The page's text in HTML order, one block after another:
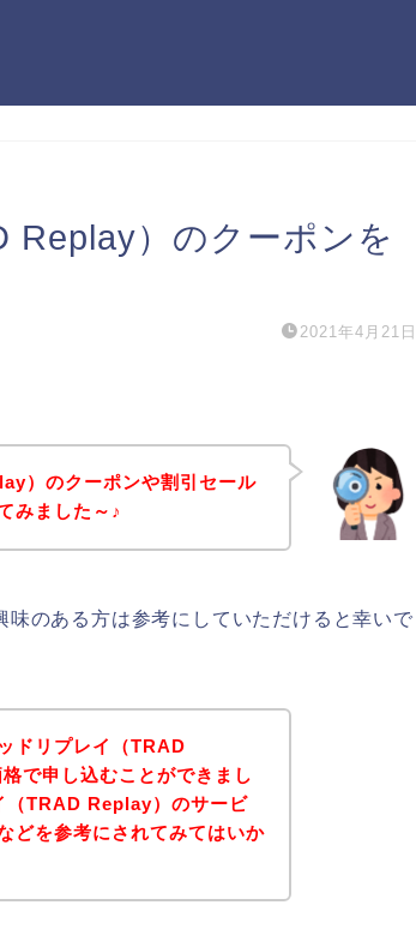
Replay）のクーポンを
2021年4月21日
）のクーポンや割引セール
みました～♪
のある方は参考にしていただけると幸いで
ドリプレイ（TRAD
で申し込むことができまし
（TRAD Replay）のサービ
どを参考にされてみてはいか